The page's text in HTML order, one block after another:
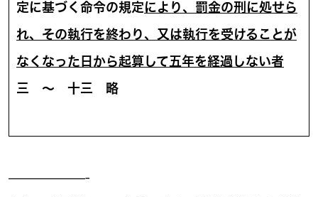
定に基づく命令の規定により、罰金の刑に処せら
れ、その執行を終わり、又は執行を受けることが
なくなった日から起算して五年を経過しない者
三 ～ 十三 略
——————-